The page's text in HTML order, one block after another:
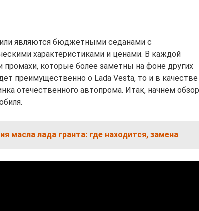
являются бюджетными седанами с
характеристиками и ценами. В каждой
которые более заметны на фоне других
преимущественно о Lada Vesta, то и в качестве
отечественного автопрома. Итак, начнём обзор
масла лада гранта: где находится, замена